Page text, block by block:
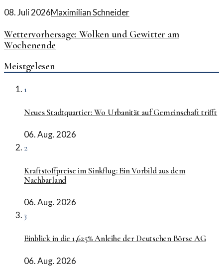
08. Juli 2026Maximilian Schneider
Wettervorhersage: Wolken und Gewitter am
Wochenende
Meistgelesen
1
Neues Stadtquartier: Wo Urbanität auf Gemeinschaft trifft
06. Aug. 2026
2
Kraftstoffpreise im Sinkflug: Ein Vorbild aus dem
Nachbarland
06. Aug. 2026
3
Einblick in die 1,625% Anleihe der Deutschen Börse AG
06. Aug. 2026